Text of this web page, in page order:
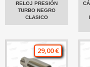
RELOJ PRESIÓN
TURBO NEGRO
CLASICO
29,00 €